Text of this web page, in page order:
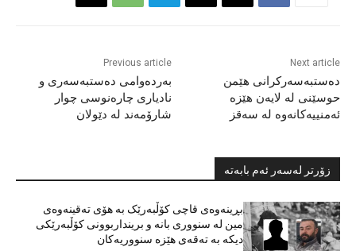
Previous article
بەردەوامی دەستبەسەری و
نادیاری چارەنوسی چوار
شارۆمەند لە دێولان
Next article
دەستبەسەرکرانی هێمن
حوسێنی لە لایەن هێزە
ئەمنییەکانەوە لە سەقز
زۆرتر لەسەر ئەم بابەتە
بڕینەوەی قاچی کۆڵبەرێک بە هۆی تەقینەوەی
مین لە سنووری بانە و برینداربوونی کۆڵبەرێکی
دیکە بە تەقەی هێزە سنووریەکان